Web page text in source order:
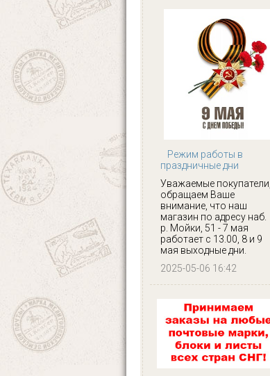
Режим работы в
праздничные дни
Уважаемые покупатели,
обращаем Ваше
внимание, что наш
магазин по адресу наб.
р. Мойки, 51 - 7 мая
работает с 13.00, 8 и 9
мая выходные дни.
2025-05-06 16:42